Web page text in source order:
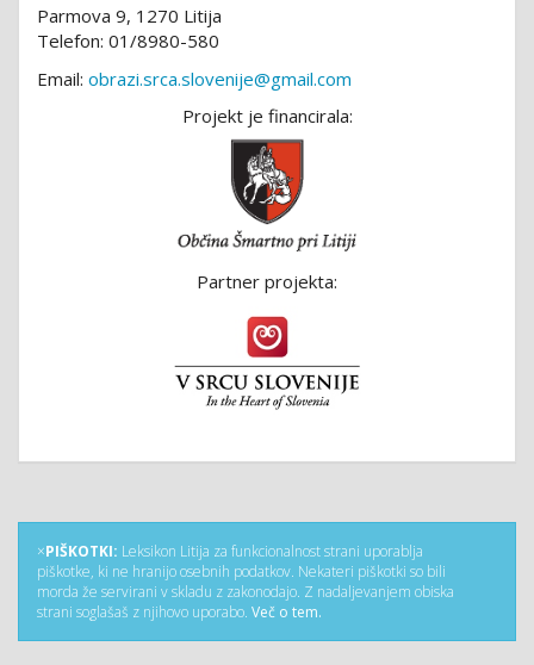
Parmova 9, 1270 Litija
Telefon: 01/8980-580
Email: obrazi.srca.slovenije@gmail.com
Projekt je financirala:
Partner projekta:
×PIŠKOTKI: Leksikon Litija za funkcionalnost strani uporablja
piškotke, ki ne hranijo osebnih podatkov. Nekateri piškotki so bili
morda že servirani v skladu z zakonodajo. Z nadaljevanjem obiska
strani soglašaš z njihovo uporabo. Več o tem.